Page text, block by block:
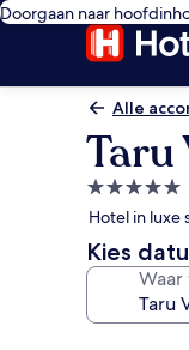
Doorgaan naar
Alle
Taru
5.0-
Hotel in luxe
Kies